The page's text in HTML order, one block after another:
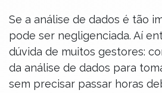
Se a análise de dados é tão
pode ser negligenciada. Aí
dúvida de muitos gestores:
da análise de dados para
sem precisar passar horas